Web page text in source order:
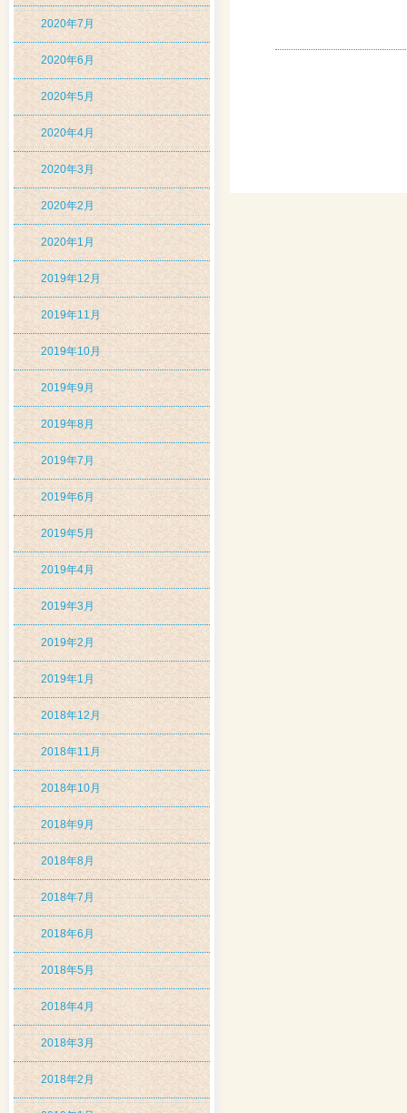
2020年7月
2020年6月
2020年5月
2020年4月
2020年3月
2020年2月
2020年1月
2019年12月
2019年11月
2019年10月
2019年9月
2019年8月
2019年7月
2019年6月
2019年5月
2019年4月
2019年3月
2019年2月
2019年1月
2018年12月
2018年11月
2018年10月
2018年9月
2018年8月
2018年7月
2018年6月
2018年5月
2018年4月
2018年3月
2018年2月